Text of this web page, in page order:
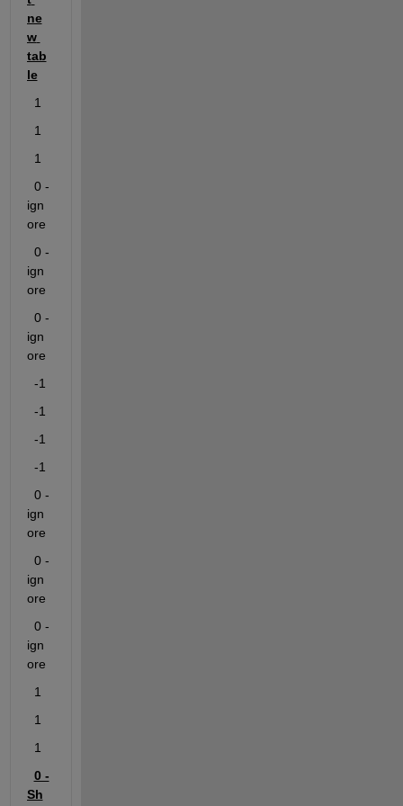
ne
w
tab
le
1
1
1
0 -
ign
ore
0 -
ign
ore
0 -
ign
ore
-1
-1
-1
-1
0 -
ign
ore
0 -
ign
ore
0 -
ign
ore
1
1
1
0 -
Sh